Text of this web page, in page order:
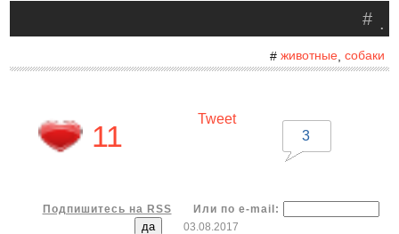
.
#
# животные, собаки
11
Tweet
3
Подпишитесь на RSS
Или по e-mail:
03.08.2017